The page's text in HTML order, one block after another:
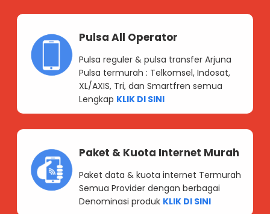
Pulsa All Operator
Pulsa reguler & pulsa transfer Arjuna
Pulsa termurah : Telkomsel, Indosat,
XL/AXIS, Tri, dan Smartfren semua
Lengkap KLIK DI SINI
Paket & Kuota Internet Murah
Paket data & kuota internet Termurah
Semua Provider dengan berbagai
Denominasi produk KLIK DI SINI